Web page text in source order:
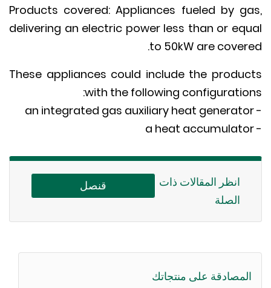
Products covered: Appliances fueled by
delivering an electric power less than or
to 50kW are
These appliances could include the
with the following
انظر المقالات ذات
الصلة
قنصل
على منتجاتك